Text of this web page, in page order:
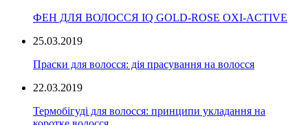
ФЕН ДЛЯ ВОЛОССЯ IQ GOLD-ROSE OXI-ACTIVE
25.03.2019
Праски для волосся: дія прасування на волосся
22.03.2019
Термобігуді для волосся: принципи укладання на